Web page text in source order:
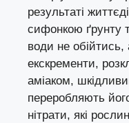
результаті
сифонкою ґрунту
води не обійтись,
екскременти,
аміаком,
переробляють
нітрати, які